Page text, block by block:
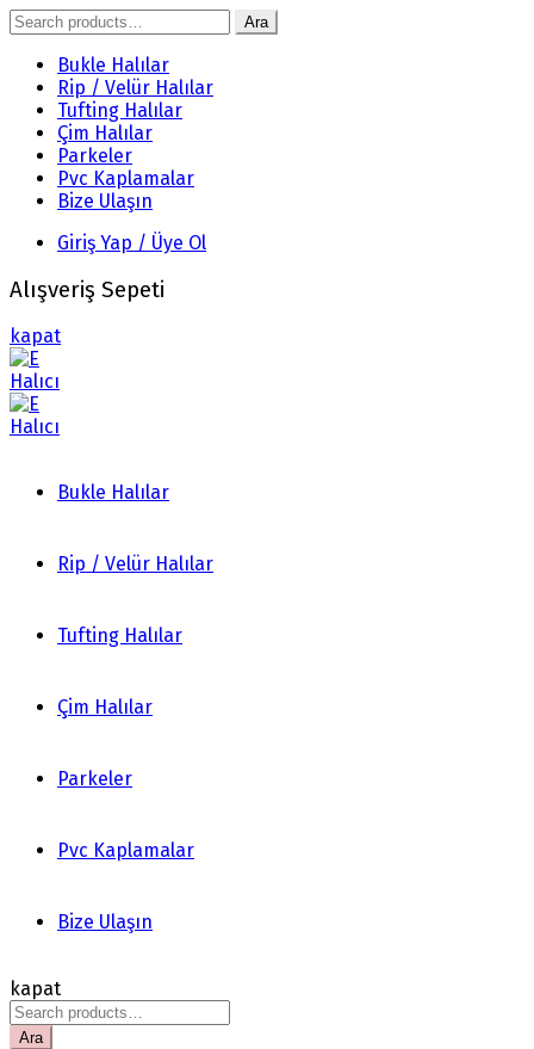
Search
for:
Ara
Bukle Halılar
Rip / Velür Halılar
Tufting Halılar
Çim Halılar
Parkeler
Pvc Kaplamalar
Bize Ulaşın
Giriş Yap / Üye Ol
Alışveriş Sepeti
kapat
Bukle Halılar
Rip / Velür Halılar
Tufting Halılar
Çim Halılar
Parkeler
Pvc Kaplamalar
Bize Ulaşın
kapat
Search
for:
Ara